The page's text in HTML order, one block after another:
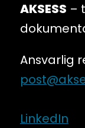
AKSESS –
Ansvarlig
LinkedIn